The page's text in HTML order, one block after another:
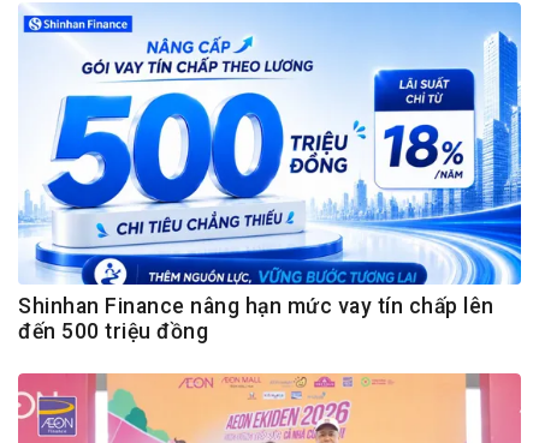
Shinhan Finance nâng hạn mức vay tín chấp lên
đến 500 triệu đồng